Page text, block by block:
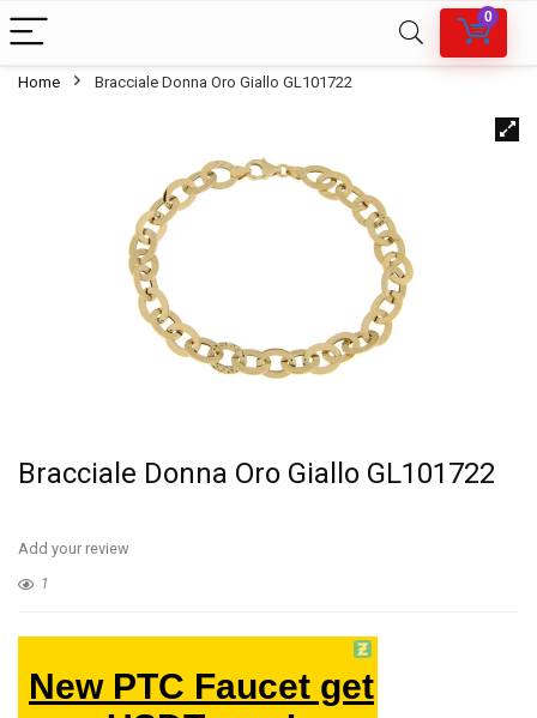
0
Home Bracciale Donna Oro Giallo GL101722
Bracciale Donna Oro Giallo GL101722
Add your review
1